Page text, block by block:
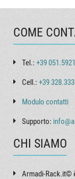
COME
Tel.:+39
Cell.:+39
Modulo contatti
Supporto:
CHI SIAMO
Armadi-Rack.it©